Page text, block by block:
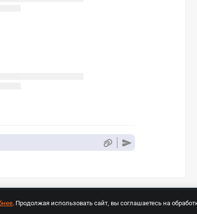
. Продолжая использовать сайт, вы соглашаетесь на